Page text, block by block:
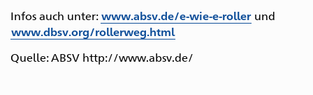
Zur
Hauptnavigation
Zum
Inhalt
Zur
Suche
Zum
Seitenanfang
Zum
Seitenende
Infos auch unter:www.absv.de/e-wie-e-roller und
www.dbsv.org/rollerweg.html
Quelle: ABSV http://www.absv.de/